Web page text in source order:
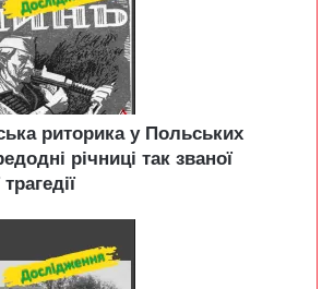
риторика у Польських
річниці так званої